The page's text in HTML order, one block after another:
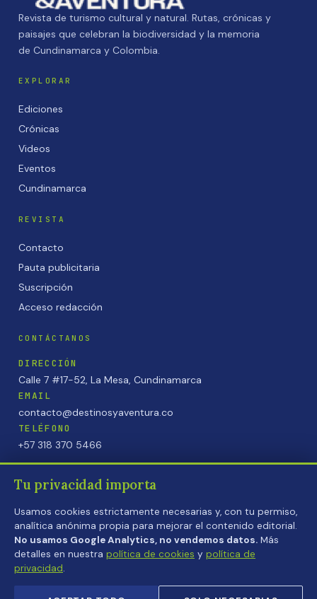
Revista de turismo cultural y natural. Rutas, crónicas y
paisajes que celebran la biodiversidad y la memoria
de Cundinamarca y Colombia.
EXPLORAR
Ediciones
Crónicas
Videos
Eventos
Cundinamarca
REVISTA
Contacto
Pauta publicitaria
Suscripción
Acceso redacción
CONTÁCTANOS
DIRECCIÓN
Calle 7 #17-52, La Mesa, Cundinamarca
EMAIL
contacto@destinosyaventura.co
TELÉFONO
+57 318 370 5466
PRIVACIDAD·COOKIES ·TÉRMINOS
© 2026 REVISTA DESTINOS & AVENTURA · LA MESA,
CUNDINAMARCA
Tu privacidad importa
Usamos cookies estrictamente necesarias y, con tu permiso,
analítica anónima propia para mejorar el contenido editorial.
No usamos Google Analytics, no vendemos datos. Más
detalles en nuestra política de cookies y política de
privacidad.